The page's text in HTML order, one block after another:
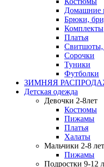
Домашние
Брюки,
Комплекты
Платья
Свитшоты,
Сорочки
Туники
Футболки
ЗИМНЯЯ
Детская одежда
Девочки 2-8лет
Костюмы
Пижамы
Платья
Халаты
Мальчики 2-8 лет
Пижамы
Подростки 9-12